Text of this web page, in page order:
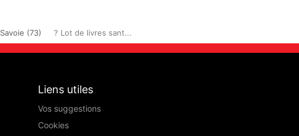
Savoie (73) ? Lot de livres sant...
Liens utiles
Vos suggestions
Cookies